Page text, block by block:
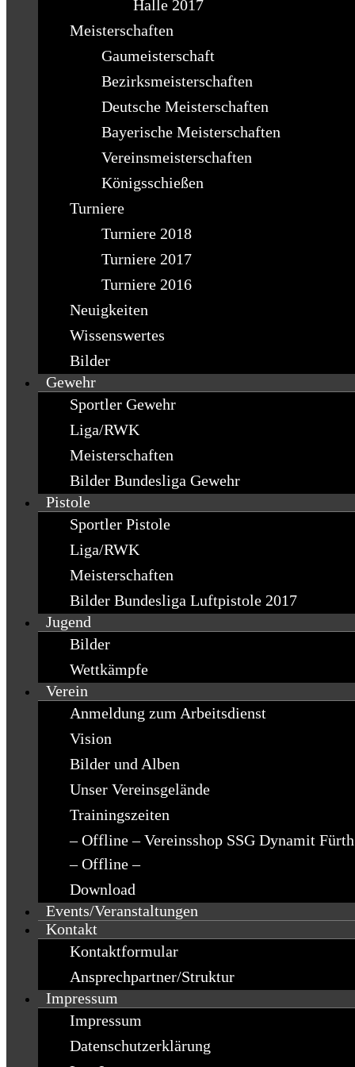
Halle 2017
Meisterschaften
Gaumeisterschaft
Bezirksmeisterschaften
Deutsche Meisterschaften
Bayerische Meisterschaften
Vereinsmeisterschaften
Königsschießen
Turniere
Turniere 2018
Turniere 2017
Turniere 2016
Neuigkeiten
Wissenswertes
Bilder
Gewehr
Sportler Gewehr
Liga/RWK
Meisterschaften
Bilder Bundesliga Gewehr
Pistole
Sportler Pistole
Liga/RWK
Meisterschaften
Bilder Bundesliga Luftpistole 2017
Jugend
Bilder
Wettkämpfe
Verein
Anmeldung zum Arbeitsdienst
Vision
Bilder und Alben
Unser Vereinsgelände
Trainingszeiten
– Offline – Vereinsshop SSG Dynamit Fürth
– Offline –
Download
Events/Veranstaltungen
Kontakt
Kontaktformular
Ansprechpartner/Struktur
Impressum
Impressum
Datenschutzerklärung